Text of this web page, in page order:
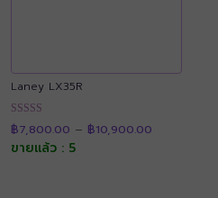
Laney LX35R
ให้คะแนน
4.91
ตั้งแต่ 1-5
฿7,800.00 – ฿10,900.00range:
ขายแล้ว : 5